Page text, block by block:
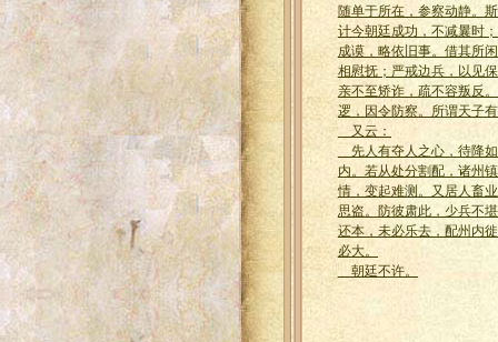
随单于所在，参察动静。
计今朝廷成功，不减曩时
成谟，略依旧事。借其所
相慰抚；严戒边兵，以见
亲不至矫诈，疏不容叛反
逻，因令防察。所谓天子
又云：
先人有夺人之心，待降
内。若从处分割配，诸州
情，变起难测。又居人畜
思盗。防彼肃此，少兵不
还本，未必乐去，配州内
必大。
朝廷不许。